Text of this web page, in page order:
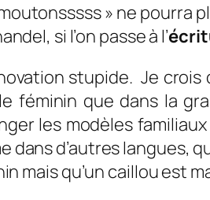
» ne pourra
si l’on passe à l’
stupide. Je crois
féminin que dans la
les modèles
dans d’autres langues,
mais qu’un caillou est